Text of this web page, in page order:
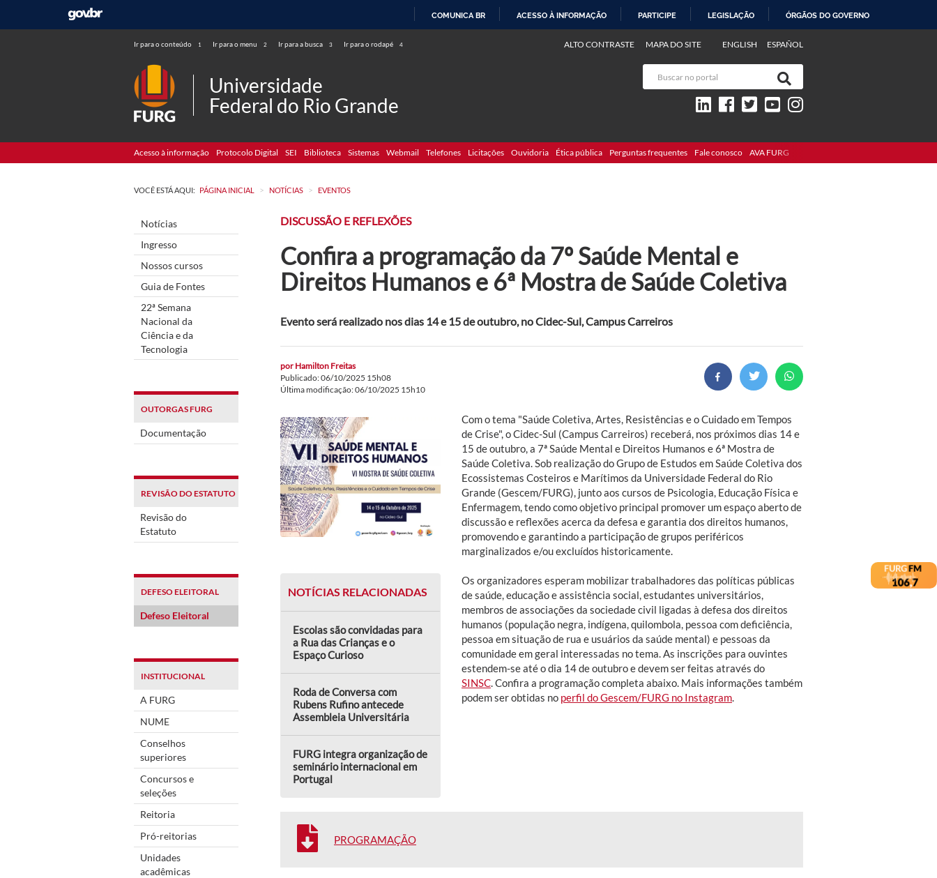
COMUNICA BR ACESSO À INFORMAÇÃO PARTICIPE LEGISLAÇÃO ÓRGÃOS DO GOVERNO
Ir para o conteúdo 1 Ir para o menu 2 Ir para a busca 3 Ir para o rodapé 4 ENGLISH ESPAÑOL
ALTO CONTRASTE MAPA DO SITE
Universidade
Federal do Rio Grande
Acesso à informação Protocolo Digital SEI Biblioteca Sistemas Webmail Telefones Licitações Ouvidoria Ética pública Perguntas frequentes Fale conosco AVA FURG
VOCÊ ESTÁ AQUI: PÁGINA INICIAL > NOTÍCIAS > EVENTOS
Notícias
Ingresso
Nossos cursos
Guia de Fontes
22ª Semana
Nacional da
Ciência e da
Tecnologia
OUTORGAS FURG
Documentação
REVISÃO DO ESTATUTO
Revisão do
Estatuto
DEFESO ELEITORAL
Defeso Eleitoral
INSTITUCIONAL
A FURG
NUME
Conselhos
superiores
Concursos e
seleções
Reitoria
Pró-reitorias
Unidades
acadêmicas
DISCUSSÃO E REFLEXÕES
Confira a programação da 7º Saúde Mental e
Direitos Humanos e 6ª Mostra de Saúde Coletiva
Evento será realizado nos dias 14 e 15 de outubro, no Cidec-Sul, Campus Carreiros
por Hamilton Freitas
Publicado: 06/10/2025 15h08
Última modificação: 06/10/2025 15h10
Com o tema "Saúde Coletiva, Artes, Resistências e o Cuidado em Tempos
de Crise", o Cidec-Sul (Campus Carreiros) receberá, nos próximos dias 14 e
15 de outubro, a 7ª Saúde Mental e Direitos Humanos e 6ª Mostra de
Saúde Coletiva. Sob realização do Grupo de Estudos em Saúde Coletiva dos
Ecossistemas Costeiros e Marítimos da Universidade Federal do Rio
Grande (Gescem/FURG), junto aos cursos de Psicologia, Educação Física e
Enfermagem, tendo como objetivo principal promover um espaço aberto de
discussão e reflexões acerca da defesa e garantia dos direitos humanos,
promovendo e garantindo a participação de grupos periféricos
marginalizados e/ou excluídos historicamente.
NOTÍCIAS RELACIONADAS
Escolas são convidadas para
a Rua das Crianças e o
Espaço Curioso
Roda de Conversa com
Rubens Rufino antecede
Assembleia Universitária
FURG integra organização de
seminário internacional em
Portugal
Os organizadores esperam mobilizar trabalhadores das políticas públicas
de saúde, educação e assistência social, estudantes universitários,
membros de associações da sociedade civil ligadas à defesa dos direitos
humanos (população negra, indígena, quilombola, pessoa com deficiência,
pessoa em situação de rua e usuários da saúde mental) e pessoas da
comunidade em geral interessadas no tema. As inscrições para ouvintes
estendem-se até o dia 14 de outubro e devem ser feitas através do
SINSC . Confira a programação completa abaixo. Mais informações também
podem ser obtidas no perfil do Gescem/FURG no Instagram
PROGRAMAÇÃO